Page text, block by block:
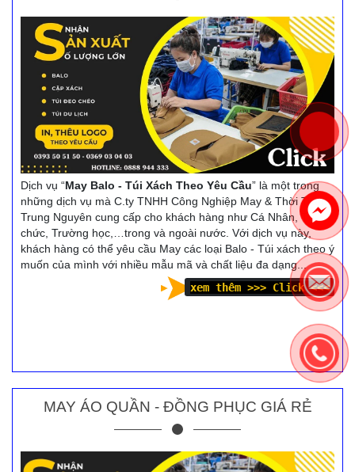
Dịch vụ “May Balo - Túi Xách Theo Yêu Cầu” là một trong
những dịch vụ mà C.ty TNHH Công Nghiệp May & Thời Trang
Trung Nguyên cung cấp cho khách hàng như Cá Nhân, Tổ
chức, Trường học,…trong và ngoài nước. Với dịch vụ này,
khách hàng có thể yêu cầu May các loại Balo - Túi xách theo ý
muốn của mình với nhiều mẫu mã và chất liệu đa dạng...
xem thêm >>> Click <<<
MAY ÁO QUẦN - ĐỒNG PHỤC GIÁ RẺ